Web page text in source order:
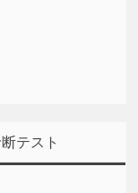
テスト